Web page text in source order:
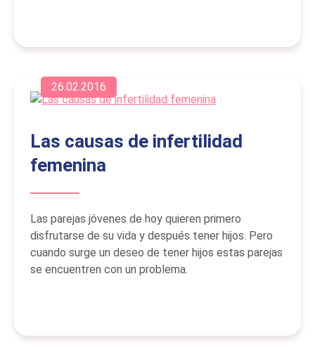
26.02.2016
Las causas de infertilidad
femenina
Las parejas jóvenes de hoy quieren primero
disfrutarse de su vida y después tener hijos. Pero
cuando surge un deseo de tener hijos estas parejas
se encuentren con un problema.